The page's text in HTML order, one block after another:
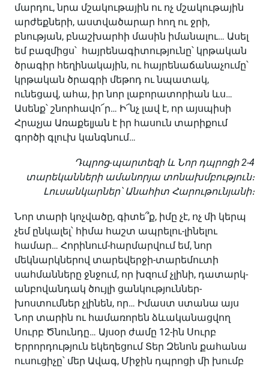
մարդու, նրա մշակութային ու ոչ մշակութային
արժեքների, աստվածարար հող ու ջրի,
բնության, բնաշխարհի մասին իմանալու… Ասել
եմ բազմիցս՝ հայրենագիտությունը՝ կրթական
ծրագիր հեղինակային, ու հայրենաճանաչումը՝
կրթական ծրագրի մեթոդ ու նպատակ,
ունեցավ, ահա, իր նոր լաբորատորիան ևս…
Ասենք՝ շնորհավո՜ր… Ի՜նչ լավ է, որ այսպիսի
Հրաչյա Առաքելյան է իր հասուն տարիքում
գործի գլուխ կանգնում…
Դպրոց-պարտեզի և Նոր դպրոցի 2-4
տարեկանների ամանորյա տոնախմբություն։
Լուսանկարներ՝ Անահիտ Հարութունյանի։
Նոր տարի կոչվածը, գիտե՞ք, իմը չէ, ոչ մի կերպ
չեմ ընկալել՝ հիմա հաշտ ապրելու-լինելու
համար… Հորինում-հարմարվում եմ, նոր
մեկնարկներով տարեվերջի-տարեմուտի
սահմանները ջնջում, որ խզում չլինի, դատարկ-
անբովանդակ ծույլի ցանկություններ-
խոստումներ չլինեն, որ… Իմաստ ստանա այս
Նոր տարին ու համառորեն ձևականացվող
Սուրբ Ծնունդը… Այսօր ժամը 12-ին Սուրբ
Երրորդություն եկեղեցում Տեր Զենոն քահանա
ուսուցիչը՝ մեր Ավագ, Միջին դպրոցի մի խումբ